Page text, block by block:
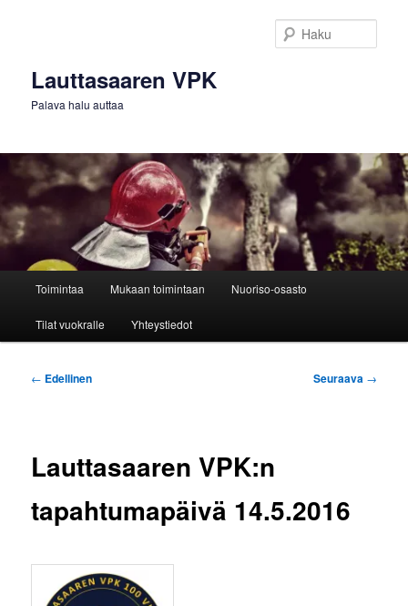
Lauttasaaren VPK
Palava halu auttaa
Toimintaa Mukaan toimintaan Nuoriso-osasto
Tilat vuokralle Yhteystiedot
Artikkelien
← Edellinen Seuraava →
Lauttasaaren VPK:n
tapahtumapäivä 14.5.2016